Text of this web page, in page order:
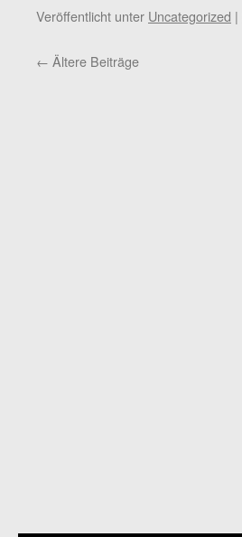
Veröffentlicht unter Uncategorized |
← Ältere Beiträge